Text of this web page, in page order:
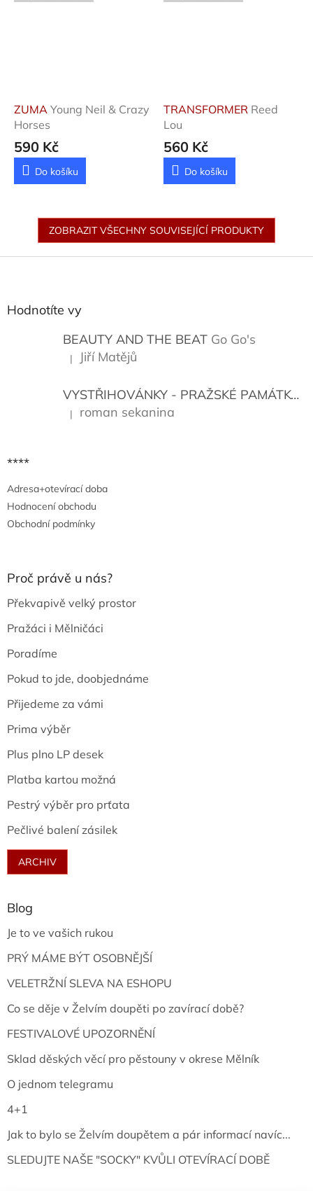
ZUMA Young Neil & Crazy
Horses
590 Kč
Do košíku
TRANSFORMER Reed
Lou
560 Kč
Do košíku
ZOBRAZIT VŠECHNY SOUVISEJÍCÍ PRODUKTY
Hodnotíte vy
BEAUTY AND THE BEAT Go Go's
Hodnocení produktu je 5 z 5 hvězdiček.
| Jiří Matějů
VYSTŘIHOVÁNKY - PRAŽSKÉ PAMÁTKY
Hodnocení produktu je 5 z 5 hvězdiček.
| roman sekanina
****
Adresa+otevírací doba
Hodnocení obchodu
Obchodní podmínky
Proč právě u nás?
Překvapivě velký prostor
Pražáci i Mělničáci
Poradíme
Pokud to jde, doobjednáme
Přijedeme za vámi
Prima výběr
Plus plno LP desek
Platba kartou možná
Pestrý výběr pro prťata
Pečlivé balení zásilek
ARCHIV
Blog
Je to ve vašich rukou
PRÝ MÁME BÝT OSOBNĚJŠÍ
VELETRŽNÍ SLEVA NA ESHOPU
Co se děje v Želvím doupěti po zavírací době?
FESTIVALOVÉ UPOZORNĚNÍ
Sklad děských věcí pro pěstouny v okrese Mělník
O jednom telegramu
4+1
Jak to bylo se Želvím doupětem a pár informací navíc...
SLEDUJTE NAŠE "SOCKY" KVŮLI OTEVÍRACÍ DOBĚ